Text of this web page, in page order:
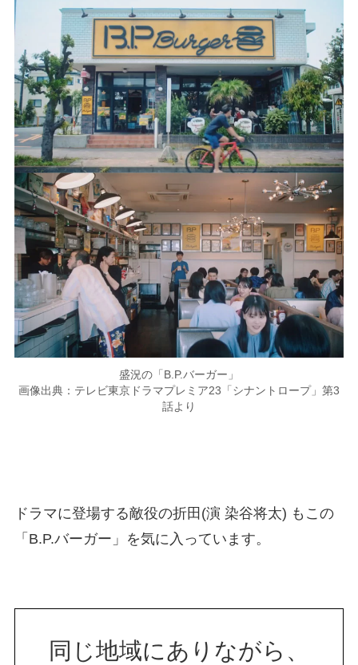
盛況の「B.P.バーガー」
画像出典：テレビ東京ドラマプレミア23「シナントロープ」第3
話より
ドラマに登場する敵役の折田(演 染谷将太) もこの
「B.P.バーガー」を気に入っています。
同じ地域にありながら、